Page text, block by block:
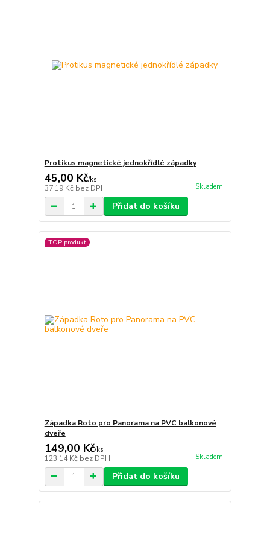
Protikus magnetické jednokřídlé západky
45,00 Kč/ks
37,19 Kč bez DPH Skladem
Přidat do košíku
TOP produkt
Západka Roto pro Panorama na PVC balkonové
dveře
149,00 Kč/ks
123,14 Kč bez DPH Skladem
Přidat do košíku